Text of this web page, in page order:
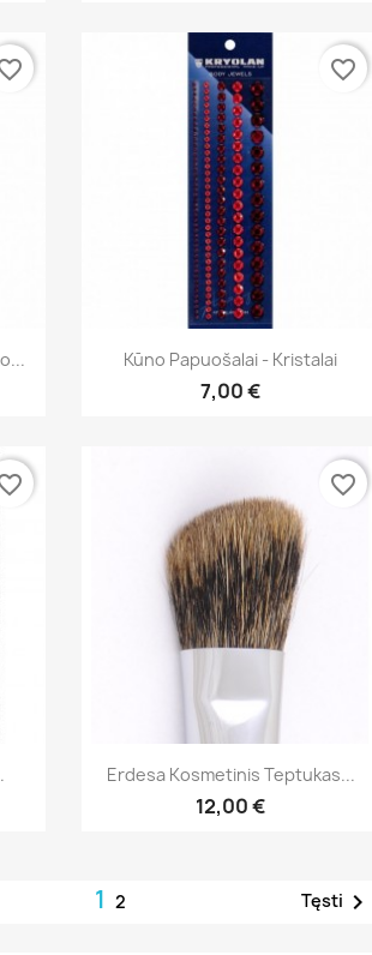
Greita peržiūra
Kūno Papuošalai - Kristalai
7,00 €
favorite_border
Greita peržiūra
Erdesa Kosmetinis Teptukas...
12,00 €
favorite_border
12 Tęsti 